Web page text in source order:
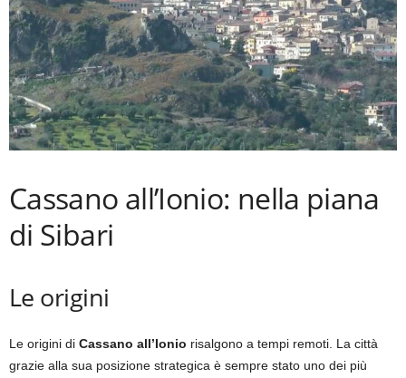
Cassano all’Ionio: nella piana
di Sibari
Le origini
Le origini di Cassano all’Ionio risalgono a tempi remoti. La città
grazie alla sua posizione strategica è sempre stato uno dei più